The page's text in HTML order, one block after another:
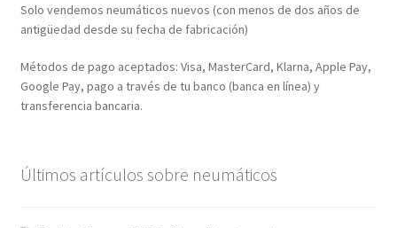
Solo vendemos neumáticos nuevos (con menos de dos años de
antigüedad desde su fecha de fabricación)
Métodos de pago aceptados: Visa, MasterCard, Klarna, Apple Pay,
Google Pay, pago a través de tu banco (banca en línea) y
transferencia bancaria.
Últimos artículos sobre neumáticos